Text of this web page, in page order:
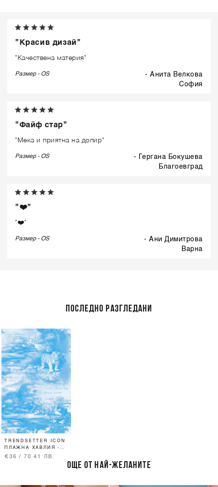
"Красив дизай"
"Качествена материя"
Размер - OS
- Анита Велкова
софия
"Файф стар"
"Мека и приятна на допир"
Размер - OS
- Гергана Бокушева
благоевград
"❤️"
"❤️"
Размер - OS
- Ани Димитрова
варна
ПОСЛЕДНО РАЗГЛЕДАНИ
TRENDSETTER ICON
ПЛАЖНА ХАВЛИЯ -
BLUE
€36 / 70.41 ЛВ.
ОЩЕ ОТ НАЙ-ЖЕЛАНИТЕ